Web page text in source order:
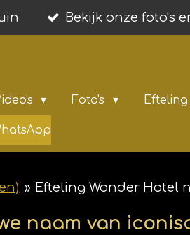
Bekijk onze foto's
Foto's Efteling
» Efteling Wonder Hotel
naam van